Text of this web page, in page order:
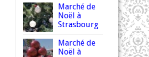
Marché de
Noël à
Strasbourg
Marché de
Noël à